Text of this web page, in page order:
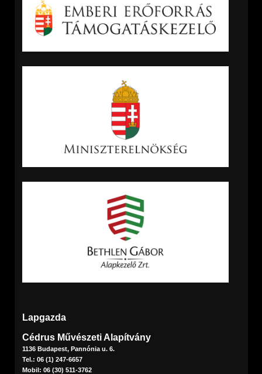
Lapgazda
Cédrus Művészeti Alapítvány
1136 Budapest, Pannónia u. 6.
Tel.: 06 (1) 247-6657
Mobil: 06 (30) 511-3762